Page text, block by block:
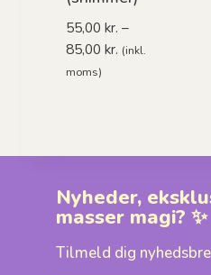
55,00 kr. –
85,00 kr. Prisinterval:
(inkl.
moms)
Nyheder,
masser magi? ✨
Tilmeld dig